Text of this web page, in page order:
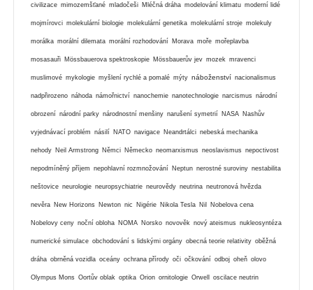
civilizace mimozemšťané mladočeši Mléčná dráha modelování klimatu moderní lidé
mojmírovci molekulární biologie molekulární genetika molekulární stroje molekuly
morálka morální dilemata morální rozhodování Morava moře mořeplavba
mosasauři Mössbauerova spektroskopie Mössbauerův jev mozek mravenci
muslimové mykologie myšlení rychlé a pomalé mýty náboženství nacionalismus
nadpřirozeno náhoda námořnictví nanochemie nanotechnologie narcismus národní
obrození národní parky národnostní menšiny narušení symetrií NASA Nashův
vyjednávací problém násilí NATO navigace Neandrtálci nebeská mechanika
nehody Neil Armstrong Němci Německo neomarxismus neoslavismus nepoctivost
nepodmíněný příjem nepohlavní rozmnožování Neptun nerostné suroviny nestabilita
neštovice neurologie neuropsychiatrie neurovědy neutrina neutronová hvězda
nevěra New Horizons Newton nic Nigérie Nikola Tesla Nil Nobelova cena
Nobelovy ceny noční obloha NOMA Norsko novověk nový ateismus nukleosyntéza
numerické simulace obchodování s lidskými orgány obecná teorie relativity oběžná
dráha obrněná vozidla oceány ochrana přírody oči očkování odboj oheň olovo
Olympus Mons Oortův oblak optika Orion ornitologie Orwell oscilace neutrin